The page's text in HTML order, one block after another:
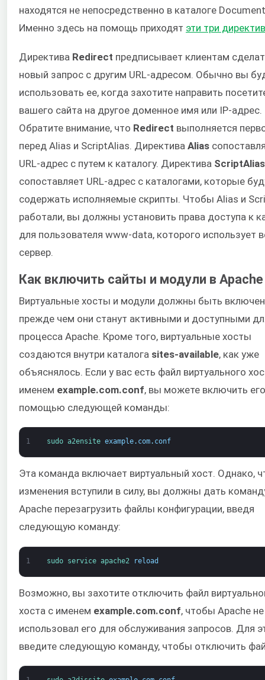
находятся не непосредственно в каталоге
Именно здесь на помощь приходят эти три
Директива Redirect предписывает клиентам
новый запрос с другим URL-адресом. Обычно вы
использовать ее, когда захотите направить
вашего сайта на другое доменное имя или IP-адрес.
Обратите внимание, что Redirect выполняется
перед Alias и ScriptAlias. Директива Alias
URL-адрес с путем к каталогу. Директива ScriptAlias
сопоставляет URL-адрес с каталогами, которые
содержать исполняемые скрипты. Чтобы Alias и
работали, вы должны установить права доступа к
для пользователя www-data, которого использует
сервер.
Как включить сайты и модули в Apache
Виртуальные хосты и модули должны быть
прежде чем они станут активными и доступными
процесса Apache. Кроме того, виртуальные хосты
создаются внутри каталога sites-available, как уже
объяснялось. Если у вас есть файл виртуального
именем example.com.conf, вы можете включить
помощью следующей команды:
1 sudo a2ensite example. com. conf
Эта команда включает виртуальный хост. Однако,
изменения вступили в силу, вы должны дать
Apache перезагрузить файлы конфигурации, введя
следующую команду:
1 sudo service apache2 reload
Возможно, вы захотите отключить файл
хоста с именем example.com.conf, чтобы Apache не
использовал его для обслуживания запросов. Для
введите следующую команду, чтобы отключить